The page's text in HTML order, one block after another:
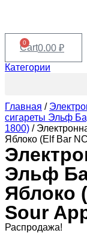
0.00 ₽
0
Cart
Категории
Главная /
сигареты Эльф
1800) /
Яблоко (Elf Bar
Эльф
Яблоко
Sour
Распродажа!